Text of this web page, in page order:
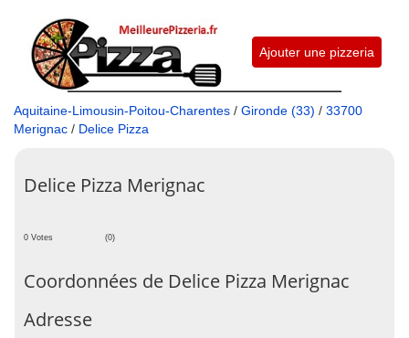
Ajouter une pizzeria
Aquitaine-Limousin-Poitou-Charentes / Gironde (33) / 33700
Merignac / Delice Pizza
Delice Pizza Merignac
0 Votes (0)
Coordonnées de Delice Pizza Merignac
Adresse